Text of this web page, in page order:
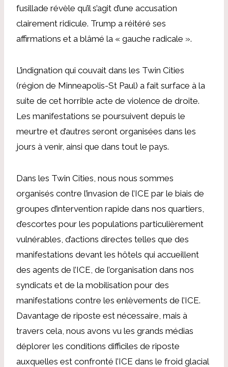
fusillade révèle qu’il s’agit d’une accusation
clairement ridicule. Trump a réitéré ses
affirmations et a blâmé la « gauche radicale ».
L’indignation qui couvait dans les Twin Cities
(région de Minneapolis-St Paul) a fait surface à la
suite de cet horrible acte de violence de droite.
Les manifestations se poursuivent depuis le
meurtre et d’autres seront organisées dans les
jours à venir, ainsi que dans tout le pays.
Dans les Twin Cities, nous nous sommes
organisés contre l’invasion de l’ICE par le biais de
groupes d’intervention rapide dans nos quartiers,
d’escortes pour les populations particulièrement
vulnérables, d’actions directes telles que des
manifestations devant les hôtels qui accueillent
des agents de l’ICE, de l’organisation dans nos
syndicats et de la mobilisation pour des
manifestations contre les enlèvements de l’ICE.
Davantage de riposte est nécessaire, mais à
travers cela, nous avons vu les grands médias
déplorer les conditions difficiles de riposte
auxquelles est confronté l’ICE dans le froid glacial